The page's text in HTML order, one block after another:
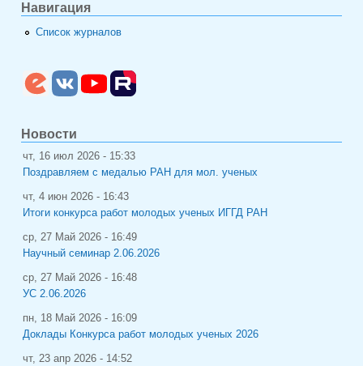
Навигация
Список журналов
Новости
чт, 16 июл 2026 - 15:33
Поздравляем с медалью РАН для мол. ученых
чт, 4 июн 2026 - 16:43
Итоги конкурса работ молодых ученых ИГГД РАН
ср, 27 Май 2026 - 16:49
Научный семинар 2.06.2026
ср, 27 Май 2026 - 16:48
УС 2.06.2026
пн, 18 Май 2026 - 16:09
Доклады Конкурса работ молодых ученых 2026
чт, 23 апр 2026 - 14:52